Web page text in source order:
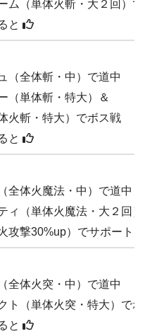
ム（単体火斬・大２回）
と
（全体斬・中）で道中
（単体斬・特大）＆
火斬・特大）でボス戦
と
全体火魔法・中）で道中
ィ（単体火魔法・大２回
攻撃30%up）でサポート
全体火突・中）で道中
ト（単体火突・特大）で
と